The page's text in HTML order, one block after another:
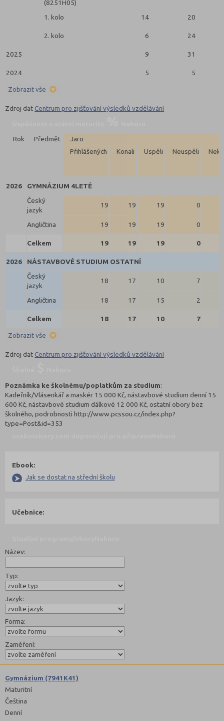
(8251H05)
1. kolo
14 20
2. kolo 6 24
2025 9 31
2024 5 5
Zobrazit vše
Zdroj datCentrum pro zjišťování výsledků vzdělávání
Rok
Předmět
Jaro
Přihlášených
Konali Uspěli Neuspěli
2026
GYMNÁZIUM 4LETÉ
Český
jazyk
19 19 19 0
Angličtina 19 19 19 0
Celkem 19 19 19 0
2026
NÁSTAVBOVÉ STUDIUM OSTATNÍ
Český
jazyk
18 17 10 7
Angličtina 18 17 15 2
Celkem 18 17 10 7
Zobrazit vše
Zdroj datCentrum pro zjišťování výsledků vzdělávání
Poznámka ke školnému/poplatkům za studium:
Kadeřník/Vlásenkář a maskér 15 000 Kč, nástavbové studium denní 15
600 Kč, nástavbové studium dálkové 12 000 Kč, ostatní obory bez
školného, podrobnosti http://www.pcssou.cz/index.php?
type=Post&id=353
Ebook:
Jak se dostat na střední školu
Učebnice:
Název:
Typ:
Jazyk:
Forma:
Zaměření:
Gymnázium (7941K41)
Maturitní
Čeština
Denní